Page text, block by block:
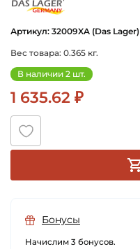
Артикул: 32009XA (Das Lager)
Вес товара: 0.365 кг.
В наличии 2 шт.
1 635.62 ₽
Бонусы
Начислим 3 бонусов.